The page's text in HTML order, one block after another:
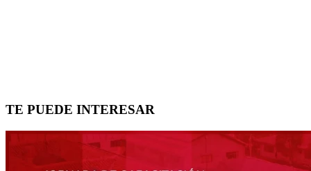
TE PUEDE INTERESAR